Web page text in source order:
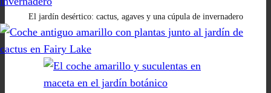
El jardín desértico: cactus, agaves y una cúpula de invernadero